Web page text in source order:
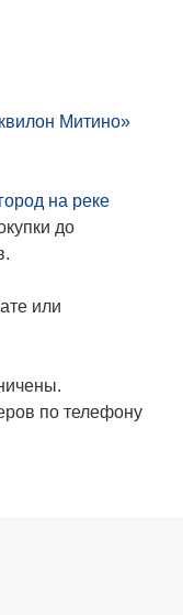
Митино»
на реке
до
или
по телефону